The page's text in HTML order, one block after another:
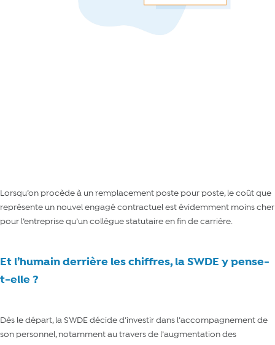
Lorsqu’on procède à un remplacement poste pour poste, le coût que
représente un nouvel engagé contractuel est évidemment moins cher
pour l’entreprise qu’un collègue statutaire en fin de carrière.
Et l’humain derrière les chiffres, la SWDE y pense-
t-elle ?
Dès le départ, la SWDE décide d’investir dans l’accompagnement de
son personnel, notamment au travers de l’augmentation des